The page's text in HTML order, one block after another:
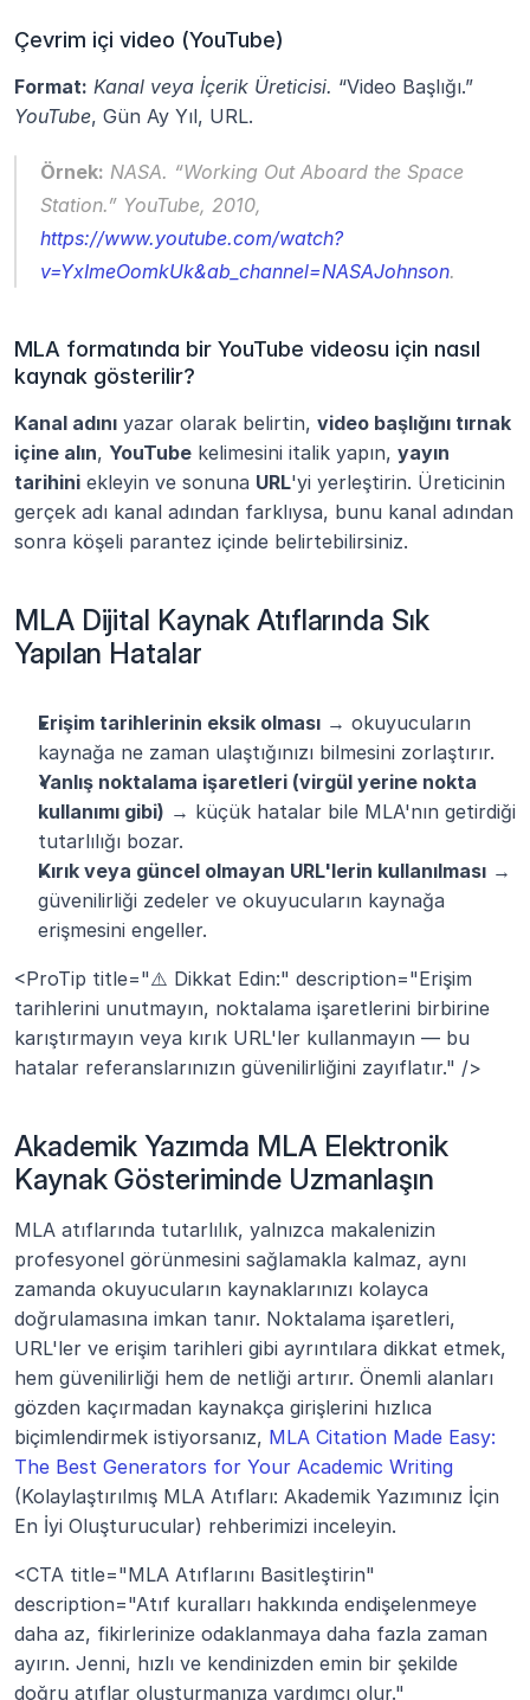
Çevrim içi video (YouTube)
Format: Kanal veya İçerik Üreticisi.
YouTube, Gün Ay Yıl, URL.
Örnek: NASA. “Working Out Aboard the Space
Station.” YouTube, 2010,
https://www.youtube.com/watch?
v=YxImeOomkUk&ab_channel=NASAJohnson.
MLA formatında bir YouTube videosu için nasıl
kaynak gösterilir?
Kanal adını yazar olarak belirtin, video başlığını tırnak
içine alın, YouTube kelimesini italik yapın, yayın
tarihini ekleyin ve sonuna URL'yi yerleştirin. Üreticinin
gerçek adı kanal adından farklıysa, bunu kanal adından
sonra köşeli parantez içinde belirtebilirsiniz.
MLA Dijital Kaynak Atıflarında Sık
Yapılan Hatalar
Erişim tarihlerinin eksik olması → okuyucuların
kaynağa ne zaman ulaştığınızı bilmesini zorlaştırır.
Yanlış noktalama işaretleri (virgül yerine nokta
kullanımı gibi) → küçük hatalar bile MLA'nın getirdiği
tutarlılığı bozar.
Kırık veya güncel olmayan URL'lerin kullanılması →
güvenilirliği zedeler ve okuyucuların kaynağa
erişmesini engeller.
<ProTip title="⚠️ Dikkat Edin:" description="Erişim
tarihlerini unutmayın, noktalama işaretlerini birbirine
karıştırmayın veya kırık URL'ler kullanmayın — bu
hatalar referanslarınızın güvenilirliğini zayıflatır." />
Akademik Yazımda MLA Elektronik
Kaynak Gösteriminde Uzmanlaşın
MLA atıflarında tutarlılık, yalnızca makalenizin
profesyonel görünmesini sağlamakla kalmaz, aynı
zamanda okuyucuların kaynaklarınızı kolayca
doğrulamasına imkan tanır. Noktalama işaretleri,
URL'ler ve erişim tarihleri gibi ayrıntılara dikkat etmek,
hem güvenilirliği hem de netliği artırır. Önemli alanları
gözden kaçırmadan kaynakça girişlerini hızlıca
biçimlendirmek istiyorsanız, MLA Citation Made Easy:
The Best Generators for Your Academic Writing
(Kolaylaştırılmış MLA Atıfları: Akademik Yazımınız İçin
En İyi Oluşturucular) rehberimizi inceleyin.
<CTA title="MLA Atıflarını Basitleştirin"
description="Atıf kuralları hakkında endişelenmeye
daha az, fikirlerinize odaklanmaya daha fazla zaman
ayırın. Jenni, hızlı ve kendinizden emin bir şekilde
doğru atıflar oluşturmanıza yardımcı olur."